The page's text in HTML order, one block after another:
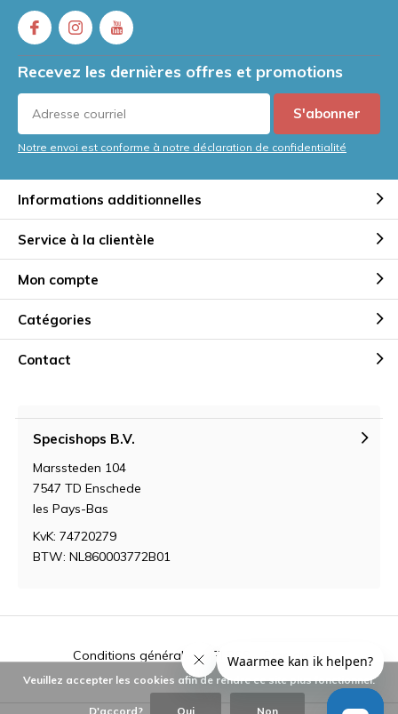
Recevez les dernières offres et promotions
S'abonner
Notre envoi est conforme à notre déclaration de confidentialité
Informations additionnelles
Service à la clientèle
Mon compte
Catégories
Contact
Specishops B.V.
Marssteden 104
7547 TD Enschede
les Pays-Bas
KvK: 74720279
BTW: NL860003772B01
Conditions générales Fil RSS Plan du site
Veuillez accepter les cookies afin de rendre ce site plus fonctionnel.
D'accord? Oui Non